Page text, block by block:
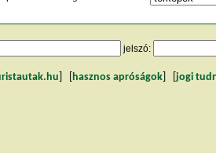
jelszó:
hasznos apróságok jogi